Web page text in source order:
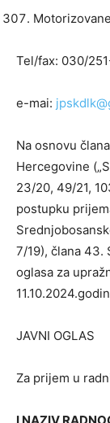
Tel/fax: 030/
e-mai:
Na osnovu
Hercegovine
23/20, 49/21,
postupku
7/19), člana 43.
oglasa za
JAVNI OGLAS
Za prijem u